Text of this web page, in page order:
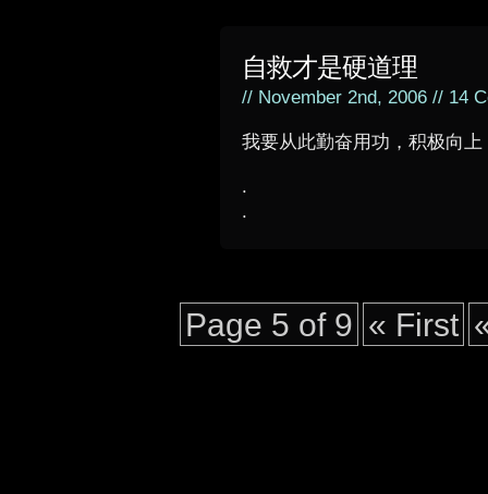
自救才是硬道理
// November 2nd, 2006 // 14
我要从此勤奋用功，积极向
.
.
Page 5 of 9 « First